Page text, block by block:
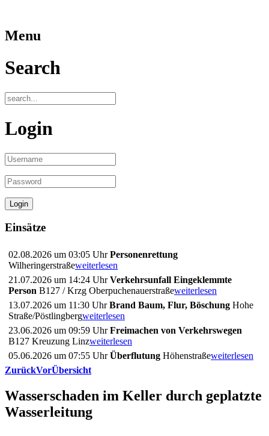
Menu
Search
Login
Einsätze
02.08.2026 um 03:05 UhrPersonenrettung
Wilheringerstraßeweiterlesen
21.07.2026 um 14:24 UhrVerkehrsunfall Eingeklemmte
Person B127 / Krzg Oberpuchenauerstraßeweiterlesen
13.07.2026 um 11:30 UhrBrand Baum, Flur, Böschung Hohe
Straße/Pöstlingbergweiterlesen
23.06.2026 um 09:59 UhrFreimachen von Verkehrswegen
B127 Kreuzung Linzweiterlesen
05.06.2026 um 07:55 UhrÜberflutung Höhenstraßeweiterlesen
ZurückVorÜbersicht
Wasserschaden im Keller durch geplatzte
Wasserleitung